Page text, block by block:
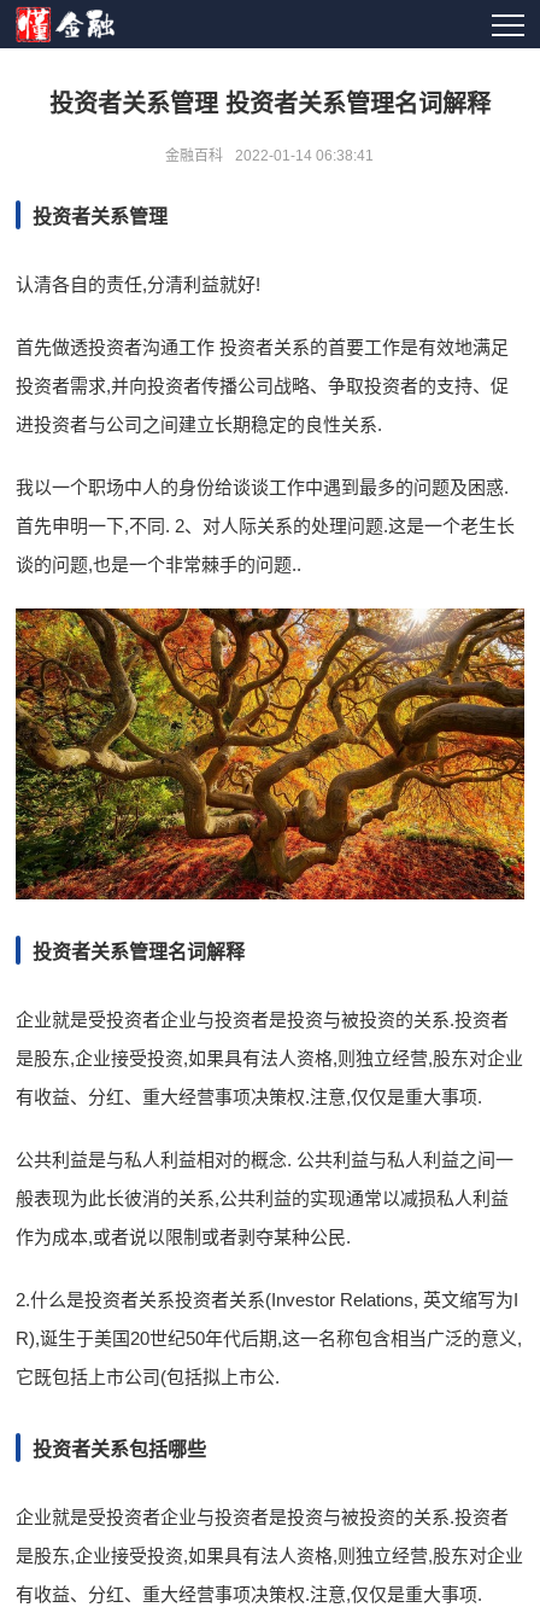
投资者关系管理 投资者关系管理名词解释
金融百科 2022-01-14 06:38:41
投资者关系管理
认清各自的责任,分清利益就好!
首先做透投资者沟通工作 投资者关系的首要工作是有效地满足
投资者需求,并向投资者传播公司战略、争取投资者的支持、促
进投资者与公司之间建立长期稳定的良性关系.
我以一个职场中人的身份给谈谈工作中遇到最多的问题及困惑.
首先申明一下,不同. 2、对人际关系的处理问题.这是一个老生长
谈的问题,也是一个非常棘手的问题..
投资者关系管理名词解释
企业就是受投资者企业与投资者是投资与被投资的关系.投资者
是股东,企业接受投资,如果具有法人资格,则独立经营,股东对企业
有收益、分红、重大经营事项决策权.注意,仅仅是重大事项.
公共利益是与私人利益相对的概念. 公共利益与私人利益之间一
般表现为此长彼消的关系,公共利益的实现通常以减损私人利益
作为成本,或者说以限制或者剥夺某种公民.
2.什么是投资者关系投资者关系(Investor Relations, 英文缩写为I
R),诞生于美国20世纪50年代后期,这一名称包含相当广泛的意义,
它既包括上市公司(包括拟上市公.
投资者关系包括哪些
企业就是受投资者企业与投资者是投资与被投资的关系.投资者
是股东,企业接受投资,如果具有法人资格,则独立经营,股东对企业
有收益、分红、重大经营事项决策权.注意,仅仅是重大事项.